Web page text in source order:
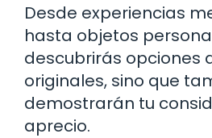
Desde experiencias
hasta objetos
descubrirás opciones
originales, sino que
demostrarán tu
aprecio.